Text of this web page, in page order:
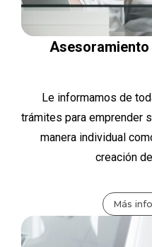
Le informamos de
trámites para emprender
manera individual
creación
Más